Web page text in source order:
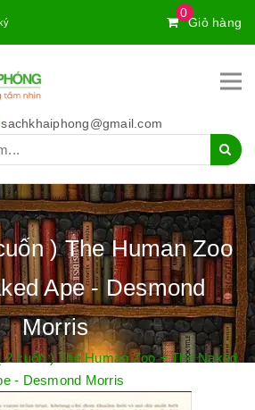
0
Giỏ hàng
sachkhaiphong@gmail.com
) The Human Zoo
Ape - Desmond
Morris
2 cuốn ) The Human Zoo + The Naked
- Desmond Morris